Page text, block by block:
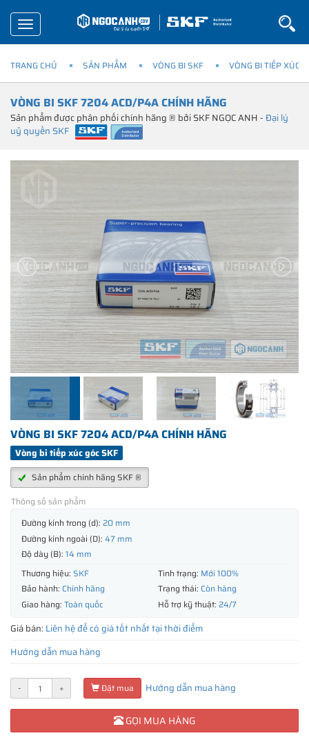
Toggle
navigation
TRANG CHỦ SẢN PHẨM VÒNG BI SKF VÒNG BI TIẾP XÚC
VÒNG BI SKF 7204 ACD/P4A CHÍNH HÃNG
Sản phẩm được phân phối chính hãng ® bởi SKF NGỌC ANH -Đại lý
uỷ quyền SKF
VÒNG BI SKF 7204 ACD/P4A CHÍNH HÃNG
Vòng bi tiếp xúc góc SKF
Sản phẩm chính hãng SKF ®
Thông số sản phẩm
Đường kính trong (d): 20 mm
Đường kính ngoài (D): 47 mm
Độ dày (B): 14 mm
Thương hiệu: SKF Tình trạng: Mới 100%
Bảo hành: Chính hãng Trạng thái: Còn hàng
Giao hàng: Toàn quốc Hỗ trợ kỹ thuật: 24/7
Giá bán: Liên hệ để có giá tốt nhất tại thời điểm
Hướng dẫn mua hàng
- + Đặt mua Hướng dẫn mua hàng
GỌI MUA HÀNG